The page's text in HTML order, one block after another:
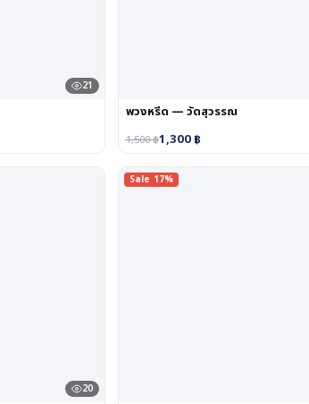
21
พวงหรีด — วัดสุวรรณ
1,500฿1,300 ฿
20
Sale 17%